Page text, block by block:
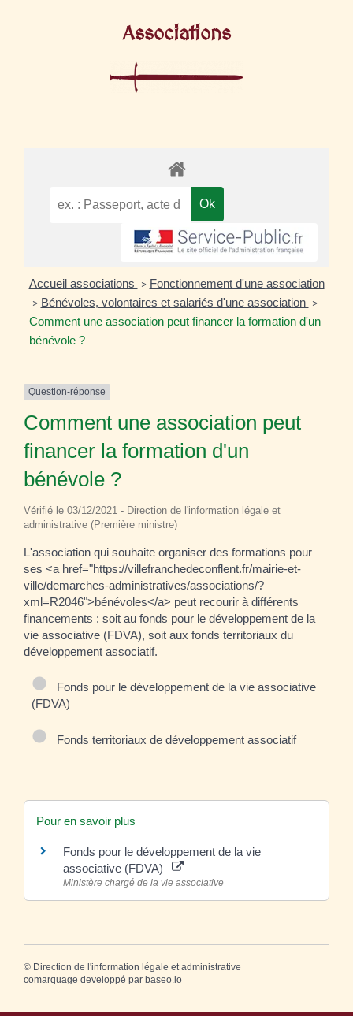
Associations
Accueil associations > Fonctionnement d'une association
> Bénévoles, volontaires et salariés d'une association >
Comment une association peut financer la formation d'un
bénévole ?
Question-réponse
Comment une association peut
financer la formation d'un
bénévole ?
Vérifié le 03/12/2021 - Direction de l'information légale et
administrative (Première ministre)
L'association qui souhaite organiser des formations pour
ses <a href="https://villefranchedeconflent.fr/mairie-et-
ville/demarches-administratives/associations/?
xml=R2046">bénévoles</a> peut recourir à différents
financements : soit au fonds pour le développement de la
vie associative (FDVA), soit aux fonds territoriaux du
développement associatif.
Fonds pour le développement de la vie associative
(FDVA)
Fonds territoriaux de développement associatif
Pour en savoir plus
Fonds pour le développement de la vie
associative (FDVA)
Ministère chargé de la vie associative
© Direction de l'information légale et administrative
comarquage developpé par baseo.io